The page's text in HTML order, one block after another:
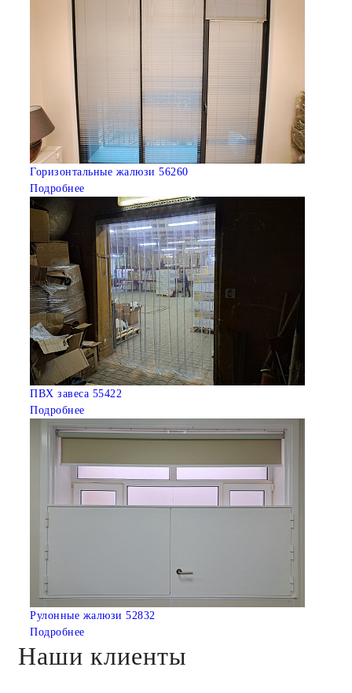
Горизонтальные жалюзи 56260
Подробнее
ПВХ завеса 55422
Подробнее
Рулонные жалюзи 52832
Подробнее
Наши клиенты